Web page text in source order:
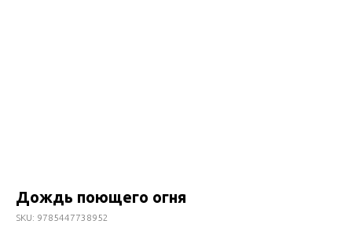
Дождь поющего огня
SKU: 9785447738952